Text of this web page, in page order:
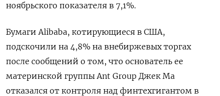
ноябрьского показателя в 7,1%.
Бумаги Alibaba, котирующиеся в США,
подскочили на 4,8% на внебиржевых торгах
после сообщений о том, что основатель ее
материнской группы Ant Group Джек Ма
отказался от контроля над финтехгигантом в